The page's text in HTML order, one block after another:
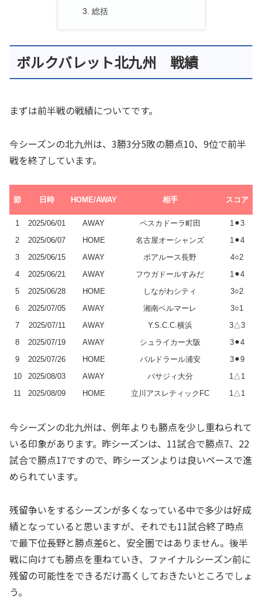
総括
ボルクバレット北九州 戦績
まずは前半戦の戦績についてです。
今シーズンの北九州は、3勝3分5敗の勝点10、9位で前半
戦を終了しています。
節 日時 HOME/AWAY 相手 スコア
1 2025/06/01 AWAY ペスカドーラ町田
1⚫︎3
2
2025/06/07 HOME 名古屋オーシャンズ
1⚫︎4
3
2025/06/15 AWAY ボアルース長野
4○2
4
2025/06/21 AWAY フウガドールすみだ
1⚫︎4
5
2025/06/28 HOME しながわシティ
3○2
6
2025/07/05 AWAY 湘南ベルマーレ
3○1
7
2025/07/11 AWAY Y.S.C.C.横浜
3△3
8
2025/07/19 AWAY シュライカー大阪
3⚫︎4
9
2025/07/26 HOME バルドラール浦安
3⚫︎9
10
2025/08/03 AWAY バサジィ大分
1△1
11
2025/08/09 HOME 立川アスレティックFC 1△1
今シーズンの北九州は、例年よりも勝点を少し重ねられて
いる印象があります。昨シーズンは、11試合で勝点7、22
試合で勝点17ですので、昨シーズンよりは良いペースで進
められています。
残留争いをするシーズンが多くなっている中で多少は好成
績となっていると思いますが、それでも11試合終了時点
で最下位長野と勝点差6と、安全圏ではありません。後半
戦に向けても勝点を重ねていき、ファイナルシーズン前に
残留の可能性をできるだけ高くしておきたいところでしょ
う。